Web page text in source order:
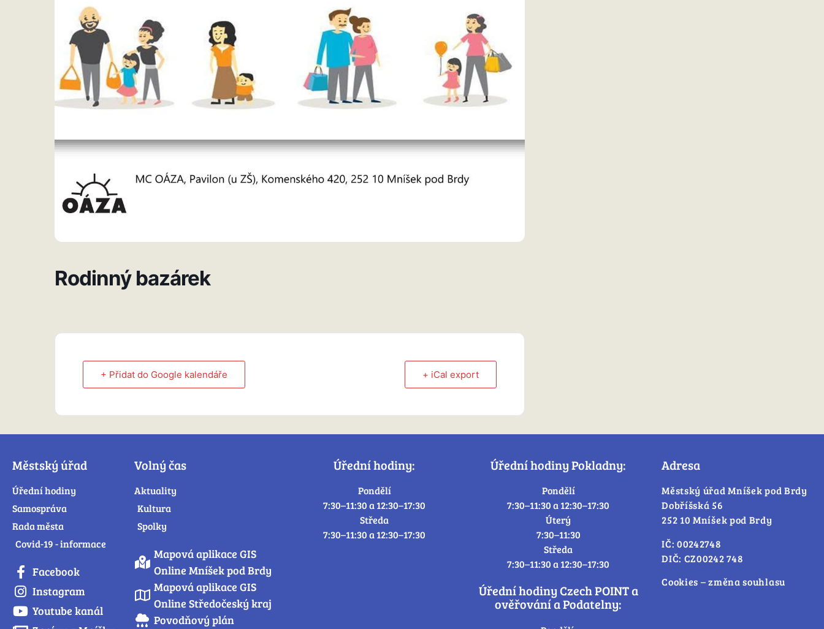
Rodinný bazárek
+ Přidat do Google kalendáře + iCal export
Městský úřad
Úřední hodiny
Samospráva
Rada města
Covid-19 - informace
Facebook
Instagram
Youtube kanál
Volný čas
Aktuality
Kultura
Spolky
Mapová aplikace GIS
Online Mníšek pod Brdy
Mapová aplikace GIS
Online Středočeský kraj
Povodňový plán
Úřední hodiny:
Pondělí
7:30–11:30 a 12:30–17:30
Středa
7:30–11:30 a 12:30–17:30
Úřední hodiny Pokladny:
Pondělí
7:30–11:30 a 12:30–17:30
Úterý
7:30–11:30
Středa
7:30–11:30 a 12:30–17:30
Úřední hodiny Czech POINT a
ověřování a Podatelny:
Adresa
Městský úřad Mníšek pod Brdy
Dobříšská 56
252 10 Mníšek pod Brdy
IČ: 00242748
DIČ: CZ00242 748
Cookies – změna souhlasu